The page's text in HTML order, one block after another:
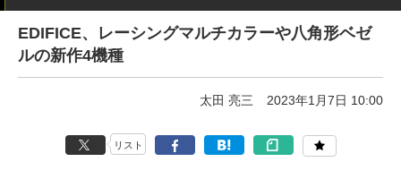
EDIFICE、レーシングマルチカラーや八角形ベゼ
ルの新作4機種
太田 亮三 2023年1月7日 10:00
リスト